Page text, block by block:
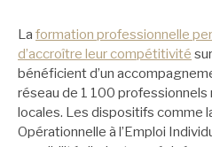
La formation professionnelle
d’accroître leur compétitivité
bénéficient d’un
réseau de 1 100
locales. Les dispositifs comme
Opérationnelle à l’Emploi